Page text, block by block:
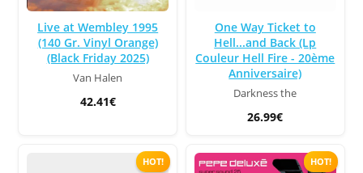
Live at Wembley 1995
(140 Gr. Vinyl Orange)
(Black Friday 2025)
Van Halen
42.41€
One Way Ticket to
Hell...and Back (Lp
Couleur Hell Fire - 20ème
Anniversaire)
Darkness the
26.99€
HOT! HOT!